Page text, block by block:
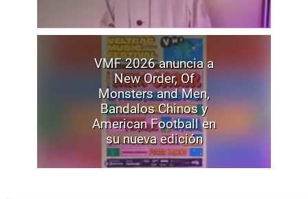
VMF 2026 anuncia a
New Order, Of
Monsters and Men,
Bandalos Chinos y
American Football en
su nueva edición